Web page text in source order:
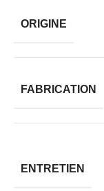
ORIGINE
FABRICATION
ENTRETIEN